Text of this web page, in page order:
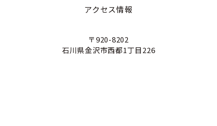
アクセス情報
〒920-8202
石川県金沢市西都1丁目226